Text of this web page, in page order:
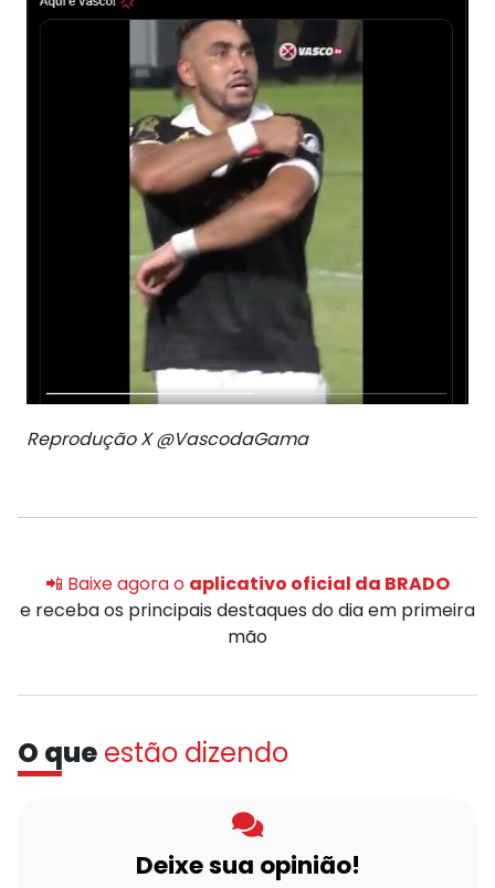
Reprodução X @VascodaGama
📲 Baixe agora o aplicativo oficial da BRADO
e receba os principais destaques do dia em primeira
mão
O que estão dizendo
Deixe sua opinião!